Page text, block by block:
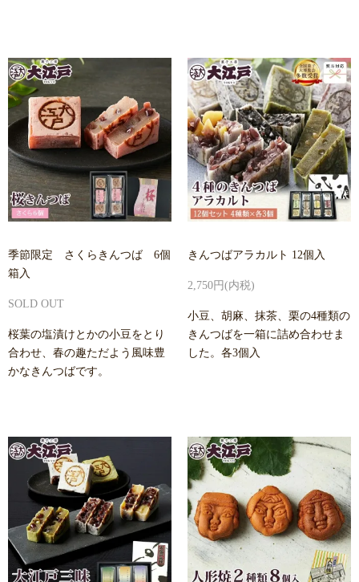
季節限定 さくらきんつば 6個
箱入
SOLD OUT
桜葉の塩漬けとかの小豆をとり
合わせ、春の趣ただよう風味豊
かなきんつばです。
きんつばアラカルト 12個入
2,750円(内税)
小豆、胡麻、抹茶、栗の4種類の
きんつばを一箱に詰め合わせま
した。各3個入